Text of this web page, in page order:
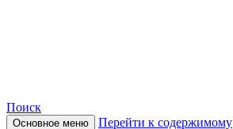
Поиск
Основное меню Перейти к содержимому